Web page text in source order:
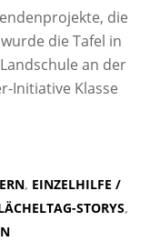
die
die Tafel in
an der
Initiative Klasse
, EINZELHILFE /
STORYS,